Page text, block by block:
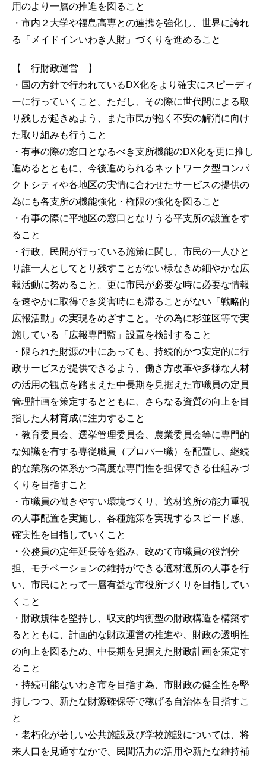
用のより一層の推進を図ること
・市内２大学や福島高専との連携を強化し、世界に誇れ
る「メイドインいわき人財」づくりを進めること
【 行財政運営 】
・国の方針で行われているDX化をより確実にスピーディ
ーに行っていくこと。ただし、その際に世代間による取
り残しが起きぬよう、また市民が抱く不安の解消に向け
た取り組みも行うこと
・有事の際の窓口となるべき支所機能のDX化を更に推し
進めるとともに、今後進められるネットワーク型コンパ
クトシティや各地区の実情に合わせたサービスの提供の
為にも各支所の機能強化・権限の強化を図ること
・有事の際に平地区の窓口となりうる平支所の設置をす
ること
・行政、民間が行っている施策に関し、市民の一人ひと
り誰一人としてとり残すことがない様なきめ細やかな広
報活動に努めること。更に市民が必要な時に必要な情報
を速やかに取得でき災害時にも滞ることがない「戦略的
広報活動」の実現をめざすこと。その為に杉並区等で実
施している「広報専門監」設置を検討すること
・限られた財源の中にあっても、持続的かつ安定的に行
政サービスが提供できるよう、働き方改革や多様な人材
の活用の観点を踏まえた中長期を見据えた市職員の定員
管理計画を策定するとともに、さらなる資質の向上を目
指した人材育成に注力すること
・教育委員会、選挙管理委員会、農業委員会等に専門的
な知識を有する専従職員（プロパー職）を配置し、継続
的な業務の体系かつ高度な専門性を担保できる仕組みづ
くりを目指すこと
・市職員の働きやすい環境づくり、適材適所の能力重視
の人事配置を実施し、各種施策を実現するスピード感、
確実性を目指していくこと
・公務員の定年延長等を鑑み、改めて市職員の役割分
担、モチベーションの維持ができる適材適所の人事を行
い、市民にとって一層有益な市役所づくりを目指してい
くこと
・財政規律を堅持し、収支的均衡型の財政構造を構築す
るとともに、計画的な財政運営の推進や、財政の透明性
の向上を図るため、中長期を見据えた財政計画を策定す
ること
・持続可能ないわき市を目指す為、市財政の健全性を堅
持しつつ、新たな財源確保等で稼げる自治体を目指すこ
と
・老朽化が著しい公共施設及び学校施設については、将
来人口を見通すなかで、民間活力の活用や新たな維持補